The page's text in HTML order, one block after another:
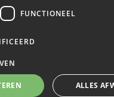
© Eurofleur
Tuincentrum Overzicht
Privacy Policy
FUNCTIONEEL
ALLES